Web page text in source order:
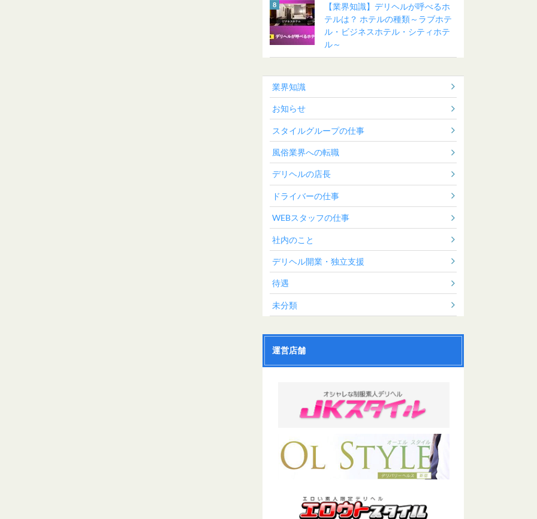
【業界知識】デリヘルが呼べるホ
テルは？ ホテルの種類～ラブホテ
ル・ビジネスホテル・シティホテ
ル～
業界知識
お知らせ
スタイルグループの仕事
風俗業界への転職
デリヘルの店長
ドライバーの仕事
WEBスタッフの仕事
社内のこと
デリヘル開業・独立支援
待遇
未分類
運営店舗